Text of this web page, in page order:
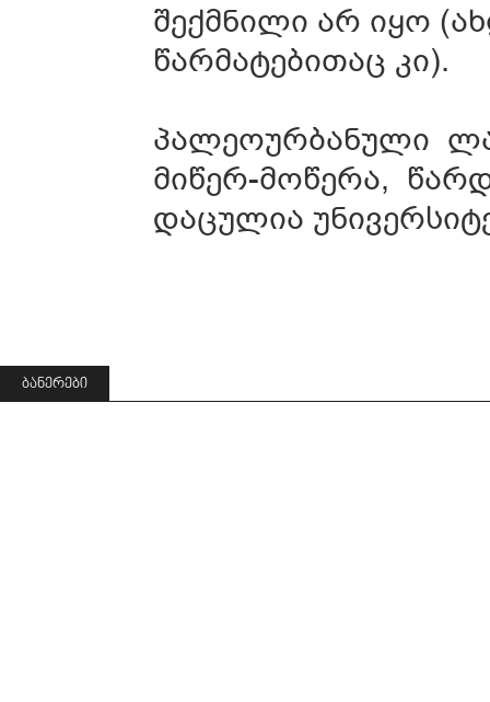
შექმნილი არ იყო
წარმატებითაც კი).
პალეოურბანული
მიწერ-მოწერა,
დაცულია
ᲑᲐᲜᲔᲠᲔᲑᲘ